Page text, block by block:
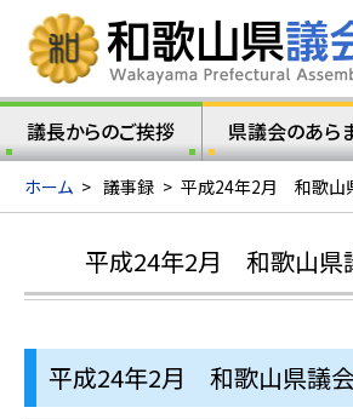
議長からのご挨拶 県議会のあら
ホーム > 議事録 > 平成24年2月 和歌山
平成24年2月 和歌山
平成24年2月 和歌山県議